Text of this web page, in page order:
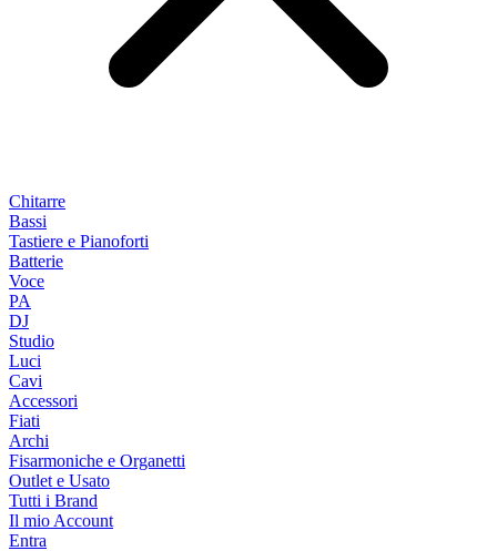
Chitarre
Bassi
Tastiere e Pianoforti
Batterie
Voce
PA
DJ
Studio
Luci
Cavi
Accessori
Fiati
Archi
Fisarmoniche e Organetti
Outlet e Usato
Tutti i Brand
Il mio Account
Entra